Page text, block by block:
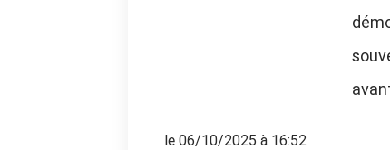
le 06/10/2025 à 16:52